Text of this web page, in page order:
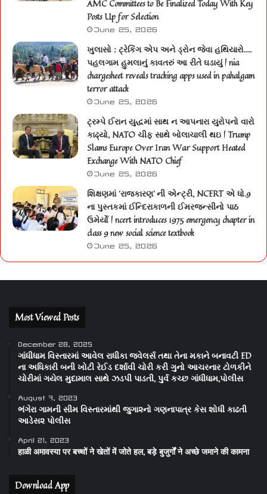
AMC Committees to Be Finalized Today With Key
Posts Up for Selection
June 25, 2026
ખુલાસો : ટ્રેકિંગ એપ અને ડ્રોન જેવા હથિયારો….
પહલગામ હુમલાનું કાવતરું આ રીતે ઘડાયું | nia
chargesheet reveals tracking apps used in pahalgam
terror attack
June 25, 2026
ટ્રમ્પે ઈરાન યુદ્ધમાં સાથ ન આપનારા યુરોપનો વારો
કાઢ્યો, NATO ચીફ સાથે બોલાચાલી થઇ | Trump
Slams Europe Over Iran War Support Heated
Exchange With NATO Chief
June 25, 2026
શિક્ષણમાં ‘રાજકારણ’ ની એન્ટ્રી, NCERT એ ધો.9
ના પુસ્તકમાં ઈન્દિરાકાળની ઈમરજન્સીનો પાઠ
ઉમેર્યો | ncert introduces 1975 emergency chapter in
class 9 new social science textbook
June 25, 2026
Most Viewed Posts
December 28, 2025
ગાંધીધામ વિસ્તારમાં આવેલ રાધીકા જવેલર્સ તથા તેના મકાને બનાવટી ED
ના અધિકારી બની ખોટી રેઈડ દર્શાવી ચોરી કરી ગુનો આચરનાર ટોળકીને
ચોરીમાં ગયેલ મુદામાલ સાથે ઝડપી પાડતી, પુર્વ કચ્છ ગાંધીધામ,પોલીસ
August 7, 2023
ભંગેરા ગામની સીમ વિસ્તારમાંથી જુગા૨નો ગણનાપાત્ર કેસ શોધી કાઢતી
આડેસ૨ પોલીસ
April 21, 2023
हाळी अमावस्या पर बच्चों ने खेतों में जोते हल, बड़े बुजुर्गों ने अच्छे जमाने की कामना
Download App